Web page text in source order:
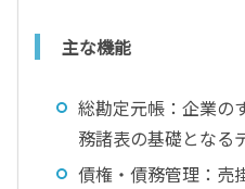
主な機能
総勘定元帳：企業の
務諸表の基礎となる
債権・債務管理：売